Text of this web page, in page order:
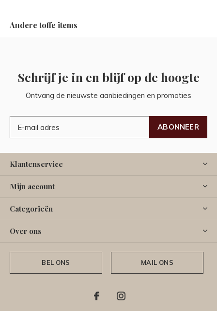
Andere toffe items
Schrijf je in en blijf op de hoogte
Ontvang de nieuwste aanbiedingen en promoties
ABONNEER
Klantenservice
Mijn account
Categorieën
Over ons
BEL ONS MAIL ONS